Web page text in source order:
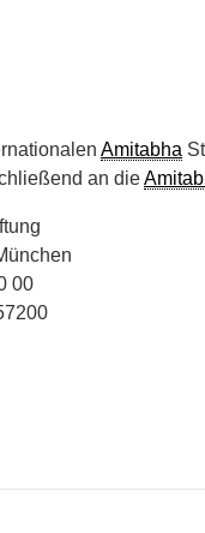
Amitabha
an die
00